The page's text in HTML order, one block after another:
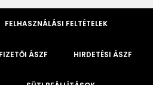
FELHASZNÁLÁSI FELTÉTELEK
ÁSZF HIRDETÉSI ÁSZF